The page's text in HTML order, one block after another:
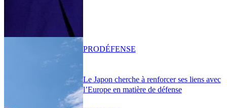
Le Japon cherche à renforcer ses liens avec
l’Europe en matière de défense
PRODÉFENSE